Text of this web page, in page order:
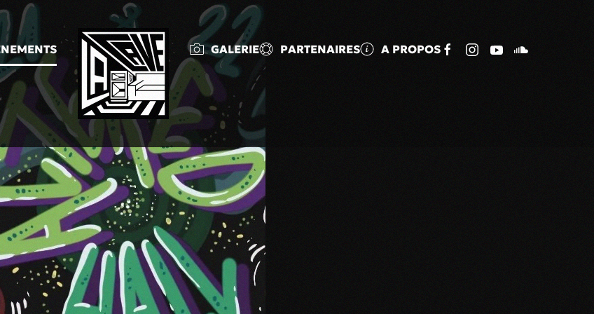
GALERIE PARTENAIRES A PROPOS